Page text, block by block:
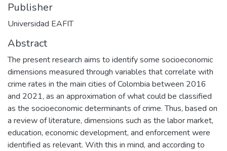
Publisher
Universidad EAFIT
Abstract
The present research aims to identify some socioeconomic
dimensions measured through variables that correlate with
crime rates in the main cities of Colombia between 2016
and 2021, as an approximation of what could be classified
as the socioeconomic determinants of crime. Thus, based on
a review of literature, dimensions such as the labor market,
education, economic development, and enforcement were
identified as relevant. With this in mind, and according to